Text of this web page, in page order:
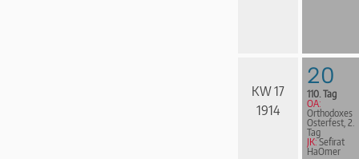
KW 17
1914
20
110. Tag
OA:
Orthodoxes
Osterfest, 2.
Tag
JK:Sefirat
HaOmer